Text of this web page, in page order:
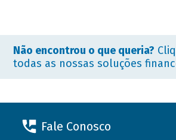
Não encontrou o que queria?
todas as nossas soluções
Fale Conosco